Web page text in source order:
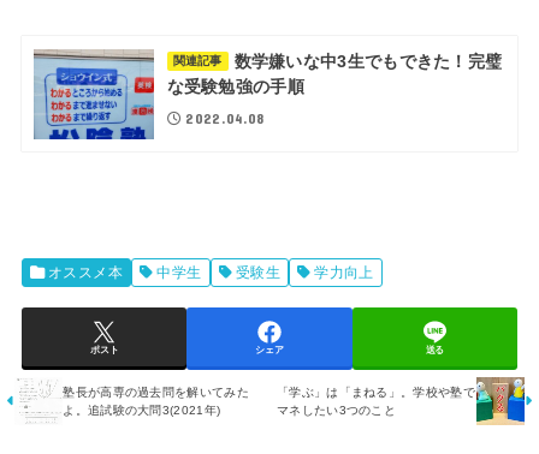
関連記事
数学嫌いな中3生でもできた！完璧
な受験勉強の手順
2022.04.08
オススメ本 中学生 受験生 学力向上
ポスト シェア 送る
塾長が高専の過去問を解いてみた
よ。追試験の大問3(2021年)
「学ぶ」は「まねる」。学校や塾で
マネしたい3つのこと